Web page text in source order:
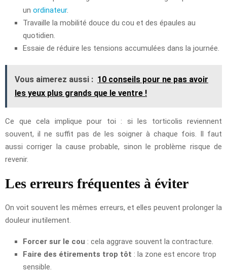
un ordinateur.
Travaille la mobilité douce du cou et des épaules au
quotidien.
Essaie de réduire les tensions accumulées dans la journée.
Vous aimerez aussi : 10 conseils pour ne pas avoir
les yeux plus grands que le ventre !
Ce que cela implique pour toi : si les torticolis reviennent
souvent, il ne suffit pas de les soigner à chaque fois. Il faut
aussi corriger la cause probable, sinon le problème risque de
revenir.
Les erreurs fréquentes à éviter
On voit souvent les mêmes erreurs, et elles peuvent prolonger la
douleur inutilement.
Forcer sur le cou : cela aggrave souvent la contracture.
Faire des étirements trop tôt : la zone est encore trop
sensible.